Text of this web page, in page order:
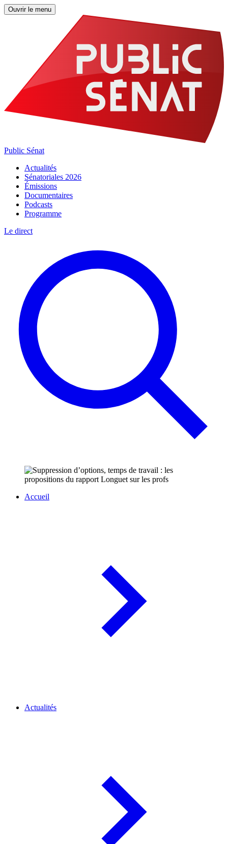
Ouvrir le menu
Public Sénat
Actualités
Sénatoriales 2026
Émissions
Documentaires
Podcasts
Programme
Le direct
Accueil
Actualités